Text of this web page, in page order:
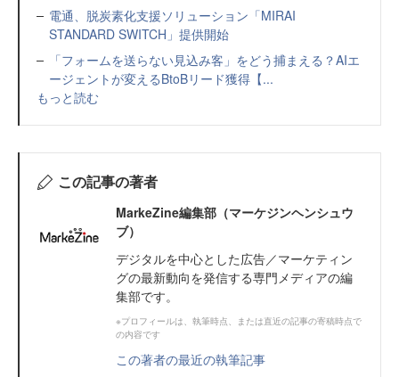
電通、脱炭素化支援ソリューション「MIRAI
STANDARD SWITCH」提供開始
「フォームを送らない見込み客」をどう捕まえる？AIエ
ージェントが変えるBtoBリード獲得【...
もっと読む
この記事の著者
MarkeZine編集部（マーケジンヘンシュウ
ブ）
デジタルを中心とした広告／マーケティン
グの最新動向を発信する専門メディアの編
集部です。
※プロフィールは、執筆時点、または直近の記事の寄稿時点で
の内容です
この著者の最近の執筆記事